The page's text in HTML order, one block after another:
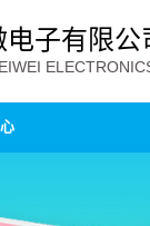
子有限公